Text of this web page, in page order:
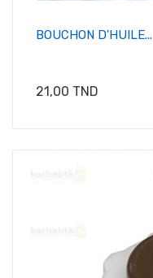
BOUCHON D'HUILE...
Prix
21,00 TND